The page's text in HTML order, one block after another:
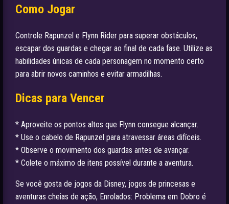
Como Jogar
Controle Rapunzel e Flynn Rider para superar obstáculos,
escapar dos guardas e chegar ao final de cada fase. Utilize as
habilidades únicas de cada personagem no momento certo
para abrir novos caminhos e evitar armadilhas.
Dicas para Vencer
* Aproveite os pontos altos que Flynn consegue alcançar.
* Use o cabelo de Rapunzel para atravessar áreas difíceis.
* Observe o movimento dos guardas antes de avançar.
* Colete o máximo de itens possível durante a aventura.
Se você gosta de jogos da Disney, jogos de princesas e
aventuras cheias de ação, Enrolados: Problema em Dobro é